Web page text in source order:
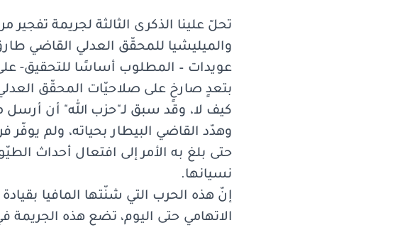
تحلّ علينا الذكرى الثالثة لجريمة تفجير
والميليشيا للمحقّق العدلي القاضي
عويدات – المطلوب أساسًا للتحقيق-
بتعدٍ صارخٍ على صلاحيّات المحقّق
كيف لا، وقد سبق لـ"حزب الله" أن
وهدّد القاضي البيطار بحياته، ولم يوفّر
حتى بلغ به الأمر إلى افتعال أحداث
نسيانها.
إنّ هذه الحرب التي شنّتها المافيا
الاتهامي حتى اليوم، تضع هذه الجريمة